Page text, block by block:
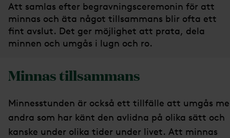
Att samlas efter begravningsceremonin för att
minnas och äta något tillsammans blir ofta ett
fint avslut. Det ger möjlighet att prata, dela
minnen och umgås i lugn och ro.
Minnas tillsammans
Minnesstunden är också ett tillfälle att umgås
andra som har känt den avlidna på olika sätt och
kanske under olika tider under livet. Att minnas